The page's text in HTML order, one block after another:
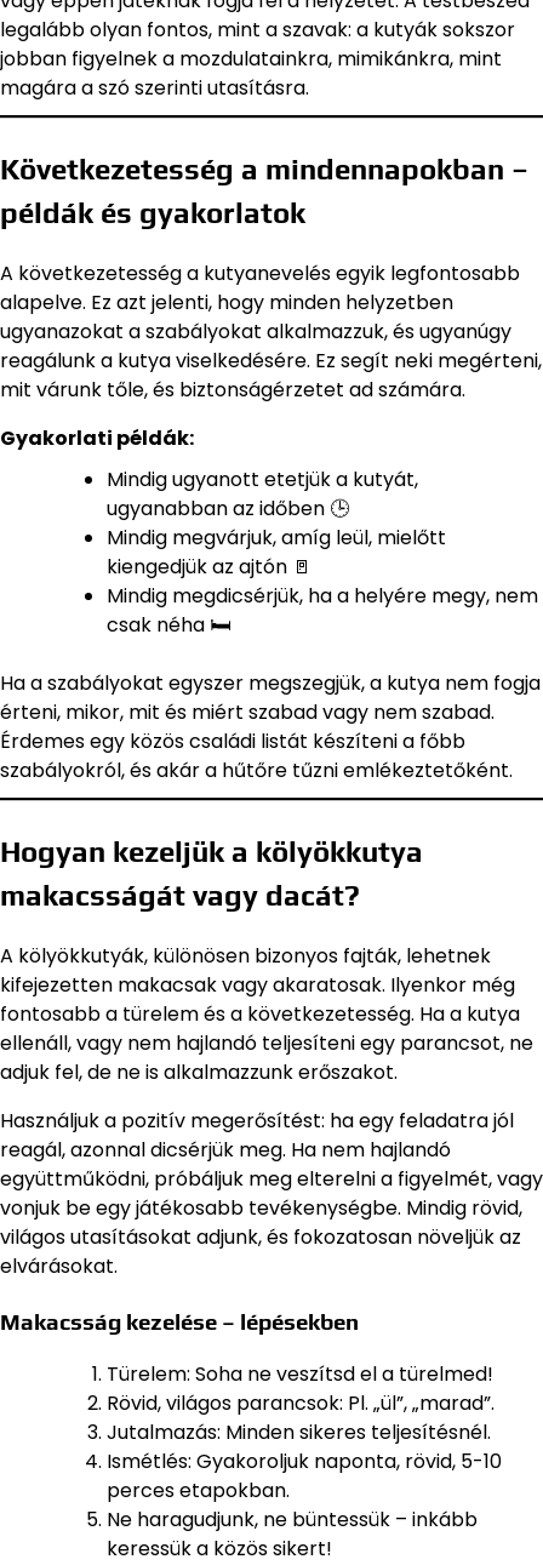
legalább olyan fontos, mint a szavak: a kutyák sokszor
jobban figyelnek a mozdulatainkra, mimikánkra, mint
magára a szó szerinti utasításra.
Következetesség a mindennapokban –
példák és gyakorlatok
A következetesség a kutyanevelés egyik legfontosabb
alapelve. Ez azt jelenti, hogy minden helyzetben
ugyanazokat a szabályokat alkalmazzuk, és ugyanúgy
reagálunk a kutya viselkedésére. Ez segít neki megérteni,
mit várunk tőle, és biztonságérzetet ad számára.
Gyakorlati példák:
Mindig ugyanott etetjük a kutyát,
ugyanabban az időben 🕒
Mindig megvárjuk, amíg leül, mielőtt
kiengedjük az ajtón 🚪
Mindig megdicsérjük, ha a helyére megy, nem
csak néha 🛏️
Ha a szabályokat egyszer megszegjük, a kutya nem fogja
érteni, mikor, mit és miért szabad vagy nem szabad.
Érdemes egy közös családi listát készíteni a főbb
szabályokról, és akár a hűtőre tűzni emlékeztetőként.
Hogyan kezeljük a kölyökkutya
makacsságát vagy dacát?
A kölyökkutyák, különösen bizonyos fajták, lehetnek
kifejezetten makacsak vagy akaratosak. Ilyenkor még
fontosabb a türelem és a következetesség. Ha a kutya
ellenáll, vagy nem hajlandó teljesíteni egy parancsot, ne
adjuk fel, de ne is alkalmazzunk erőszakot.
Használjuk a pozitív megerősítést: ha egy feladatra jól
reagál, azonnal dicsérjük meg. Ha nem hajlandó
együttműködni, próbáljuk meg elterelni a figyelmét, vagy
vonjuk be egy játékosabb tevékenységbe. Mindig rövid,
világos utasításokat adjunk, és fokozatosan növeljük az
elvárásokat.
Makacsság kezelése – lépésekben
Türelem: Soha ne veszítsd el a türelmed!
Rövid, világos parancsok: Pl. „ül”, „marad”.
Jutalmazás: Minden sikeres teljesítésnél.
Ismétlés: Gyakoroljuk naponta, rövid, 5-10
perces etapokban.
Ne haragudjunk, ne büntessük – inkább
keressük a közös sikert!